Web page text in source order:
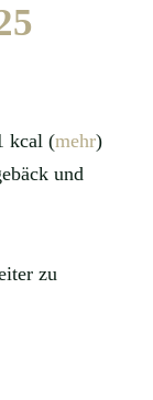
kcal (mehr)
und
zu